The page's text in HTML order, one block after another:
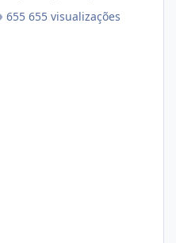
concluído e conta com
655 visualizações